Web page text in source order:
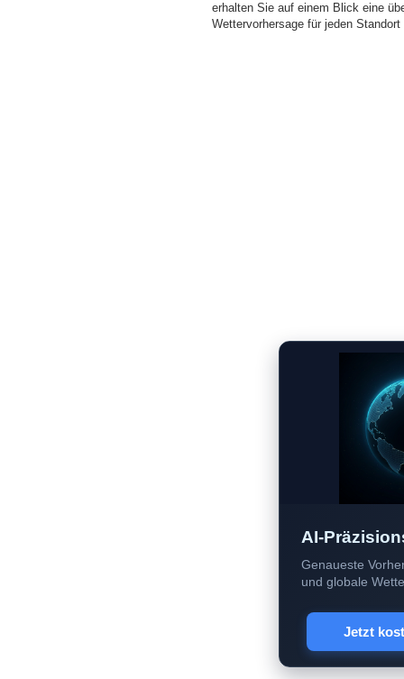
erhalten Sie auf einem Blick eine
Wettervorhersage für jeden
AI-
Genaueste
und globale
Jetzt